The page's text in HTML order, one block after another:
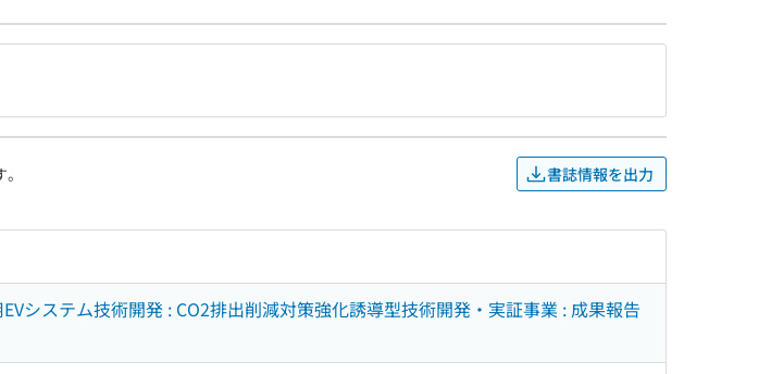
書誌情報を出力
システム技術開発 : CO2排出削減対策強化誘導型技術開発・実証事業 : 成果報告